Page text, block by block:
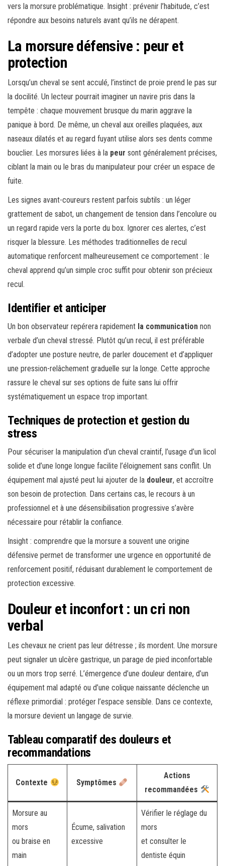
vers la morsure problématique. Insight : prévenir l’habitude, c’est
répondre aux besoins naturels avant qu’ils ne dérapent.
La morsure défensive : peur et
protection
Lorsqu’un cheval se sent acculé, l’instinct de proie prend le pas sur
la docilité. Un lecteur pourrait imaginer un navire pris dans la
tempête : chaque mouvement brusque du marin aggrave la
panique à bord. De même, un cheval aux oreilles plaquées, aux
naseaux dilatés et au regard fuyant utilise alors ses dents comme
bouclier. Les morsures liées à la peur sont généralement précises,
ciblant la main ou le bras du manipulateur pour créer un espace de
fuite.
Les signes avant-coureurs restent parfois subtils : un léger
grattement de sabot, un changement de tension dans l’encolure ou
un regard rapide vers la porte du box. Ignorer ces alertes, c’est
risquer la blessure. Les méthodes traditionnelles de recul
automatique renforcent malheureusement ce comportement : le
cheval apprend qu’un simple croc suffit pour obtenir son précieux
recul.
Identifier et anticiper
Un bon observateur repérera rapidement la communication non
verbale d’un cheval stressé. Plutôt qu’un recul, il est préférable
d’adopter une posture neutre, de parler doucement et d’appliquer
une pression-relâchement graduelle sur la longe. Cette approche
rassure le cheval sur ses options de fuite sans lui offrir
systématiquement un espace trop important.
Techniques de protection et gestion du
stress
Pour sécuriser la manipulation d’un cheval craintif, l’usage d’un licol
solide et d’une longe longue facilite l’éloignement sans conflit. Un
équipement mal ajusté peut lui ajouter de la douleur, et accroître
son besoin de protection. Dans certains cas, le recours à un
professionnel et à une désensibilisation progressive s’avère
nécessaire pour rétablir la confiance.
Insight : comprendre que la morsure a souvent une origine
défensive permet de transformer une urgence en opportunité de
renforcement positif, réduisant durablement le comportement de
protection excessive.
Douleur et inconfort : un cri non
verbal
Les chevaux ne crient pas leur détresse ; ils mordent. Une morsure
peut signaler un ulcère gastrique, un parage de pied inconfortable
ou un mors trop serré. L’émergence d’une douleur dentaire, d’un
équipement mal adapté ou d’une colique naissante déclenche un
réflexe primordial : protéger l’espace sensible. Dans ce contexte,
la morsure devient un langage de survie.
Tableau comparatif des douleurs et
recommandations
Contexte Symptômes
Actions
recommandées
Morsure au
mors
ou braise en
main
Écume, salivation
excessive
Vérifier le réglage du
mors
et consulter le
dentiste équin